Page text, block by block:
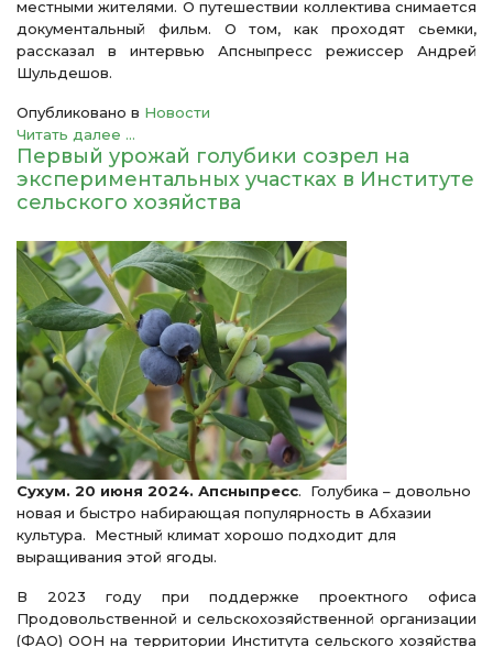
местными жителями. О путешествии коллектива снимается
документальный фильм. О том, как проходят сьемки,
рассказал в интервью Апсныпресс режиссер Андрей
Шульдешов.
Опубликовано в Новости
Читать далее ...
Первый урожай голубики созрел на
экспериментальных участках в Институте
сельского хозяйства
Сухум. 20 июня 2024. Апсныпресс. Голубика – довольно
новая и быстро набирающая популярность в Абхазии
культура. Местный климат хорошо подходит для
выращивания этой ягоды.
В 2023 году при поддержке проектного офиса
Продовольственной и сельскохозяйственной организации
(ФАО) ООН на территории Института сельского хозяйства